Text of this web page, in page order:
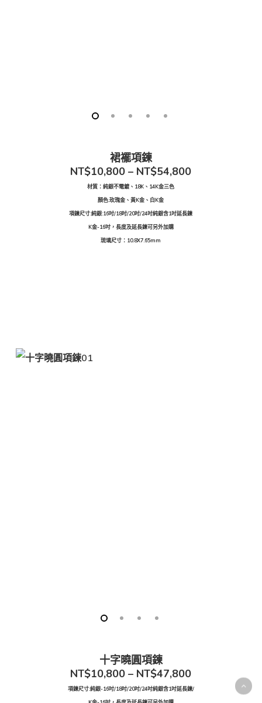
裙襬項鍊
NT$10,800 – NT$54,800
材質：純銀不電鍍、18K、14K金三色
顏色:玫瑰金、黃K金、白K金
項鍊尺寸:純銀:16吋/18吋/20吋/24吋純銀含1吋延長鍊
K金-16吋，長度及延長鍊可另外加購
琉璃尺寸：10.8X7.65mm
十字曉圓項鍊
NT$10,800 – NT$47,800
項鍊尺寸:純銀-16吋/18吋/20吋/24吋純銀含1吋延長鍊/